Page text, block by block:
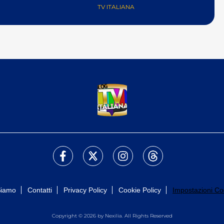
TV ITALIANA
Contatti Privacy Policy Cookie Policy Impostazioni
Copyright © 2026 by Nexilia. All Rights Reserved